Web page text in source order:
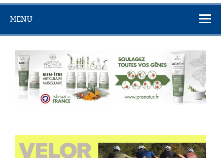
MENU